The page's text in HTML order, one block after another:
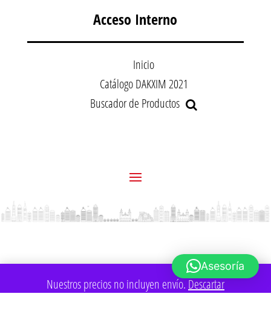
Nuestros precios no incluyen envío. Descartar
Acceso Interno
Inicio
Catálogo DAKXIM 2021
Buscador de Productos
Asesoría